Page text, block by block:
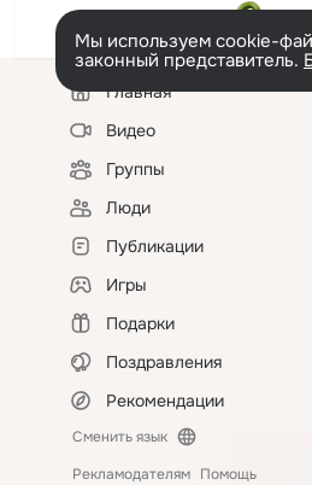
Мы используем cookie-
законный представитель.
Левая
колонкаГлавная
Видео
Группы
Люди
Публикации
Игры
Подарки
Поздравления
Рекомендации
Сменить язык
Рекламодателям Помощь